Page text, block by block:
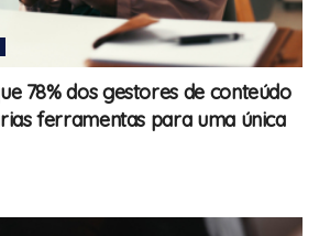
78% dos gestores de conteúdo
ferramentas para uma única